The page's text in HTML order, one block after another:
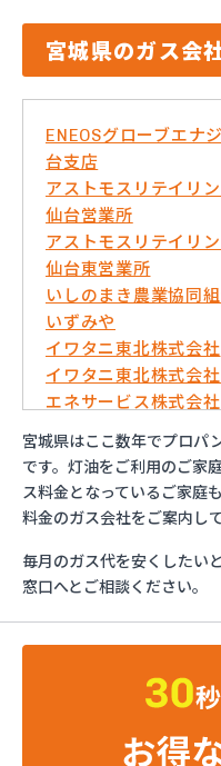
宮城県のガス会
ENEOSグローブエ
台支店
アストモスリテイリ
仙台営業所
アストモスリテイリ
仙台東営業所
いしのまき農業協同
いずみや
イワタニ東北株式会社
イワタニ東北株式会
エネサービス株式会社
エネックスジャパン
エネックスジャパン
カガク興商株式会社
カガク興商株式会社
カメイ株式会社
カメイ株式会社 LPガ
カメイ株式会社 宮
ケイワ産業ガス販売
宮城県はここ数年でプロパ
です。灯油をご利用のご家
ス料金となっているご家庭
料金のガス会社をご案内し
毎月のガス代を安くしたい
窓口へとご相談ください。